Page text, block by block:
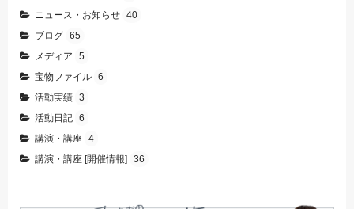
ニュース・お知らせ 40
ブログ 65
メディア
5
宝物ファイル 6
活動実績 3
活動日記 6
講演・講座 4
講演・講座 [開催情報]
36